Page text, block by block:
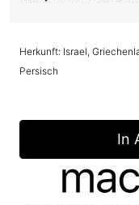
Herkunft: Israel,
Persisch
In